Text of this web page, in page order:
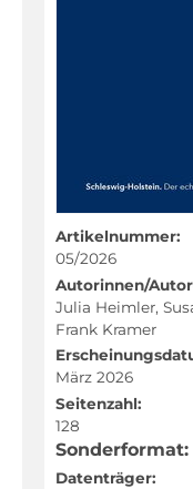
Artikelnummer:
05/2026
Autorinnen/
Julia Heimler,
Frank Kramer
März 2026
Seitenzahl:
128
Sonderformat:
Datenträger: